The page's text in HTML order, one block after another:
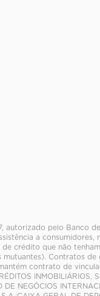
autorizado pelo Banco
a consumidores,
crédito que não
Contratos de
contrato de
INMOBILIÁRIOS,
NEGÓCIOS